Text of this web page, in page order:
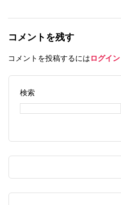
コメントを残す
コメントを投稿するにはログイン
検索